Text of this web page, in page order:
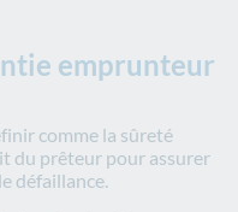
emprunteur
comme la sûreté
du prêteur pour assurer
défaillance.